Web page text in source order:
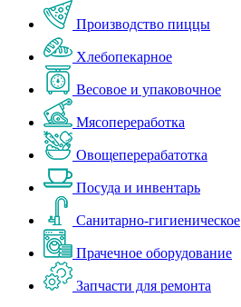
Производство пиццы
Хлебопекарное
Весовое и упаковочное
Мясопереработка
Овощеперерабатотка
Посуда и инвентарь
Санитарно-гигиеническое
Прачечное оборудование
Запчасти для ремонта